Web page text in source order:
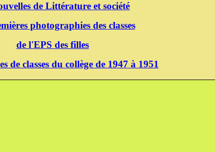
de Littérature et société
photographies des classes
de l'EPS des filles
de classes du collège de 1947 à 1951